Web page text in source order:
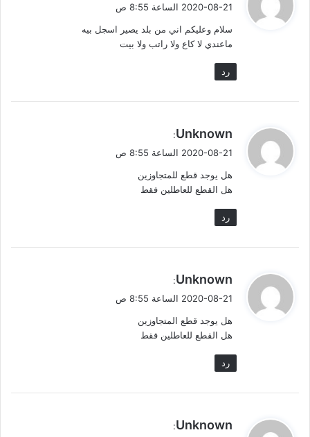
ل
2020-08-21 الساعة 8:55 ص
سلام وعليكم اني من بلد يصير اسجل بيه
ماعندي لا كاع ولا راتب ولا بيت
رد
ي
ل
Unknown
:
2020-08-21 الساعة 8:55 ص
هل يوجد قطع للمتجاوزين
هل القطع للعاطلين فقط
رد
ي
ل
Unknown
:
2020-08-21 الساعة 8:55 ص
هل يوجد قطع المتجاوزين
هل القطع للعاطلين فقط
رد
يUnknown
: